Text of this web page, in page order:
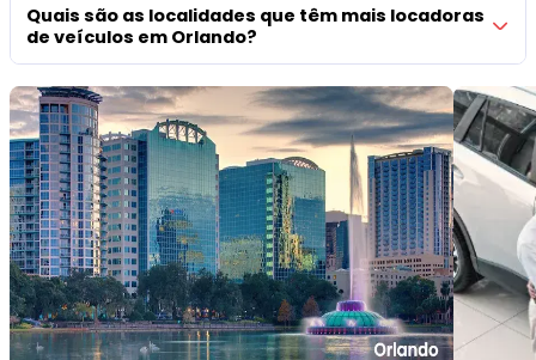
Quais são as localidades que têm mais locadoras
de veículos em Orlando?